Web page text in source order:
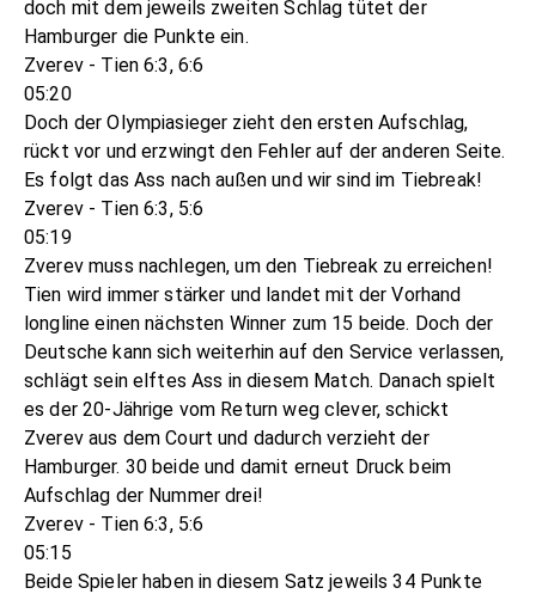
doch mit dem jeweils zweiten Schlag tütet der
Hamburger die Punkte ein.
Zverev - Tien 6:3, 6:6
05:20
Doch der Olympiasieger zieht den ersten Aufschlag,
rückt vor und erzwingt den Fehler auf der anderen Seite.
Es folgt das Ass nach außen und wir sind im Tiebreak!
Zverev - Tien 6:3, 5:6
05:19
Zverev muss nachlegen, um den Tiebreak zu erreichen!
Tien wird immer stärker und landet mit der Vorhand
longline einen nächsten Winner zum 15 beide. Doch der
Deutsche kann sich weiterhin auf den Service verlassen,
schlägt sein elftes Ass in diesem Match. Danach spielt
es der 20-Jährige vom Return weg clever, schickt
Zverev aus dem Court und dadurch verzieht der
Hamburger. 30 beide und damit erneut Druck beim
Aufschlag der Nummer drei!
Zverev - Tien 6:3, 5:6
05:15
Beide Spieler haben in diesem Satz jeweils 34 Punkte